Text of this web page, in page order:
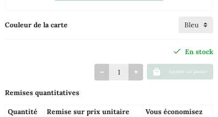
Couleur de la carte
En stock
Ajouter au panier
Remises quantitatives
Quantité Remise sur prix unitaire
Vous économisez